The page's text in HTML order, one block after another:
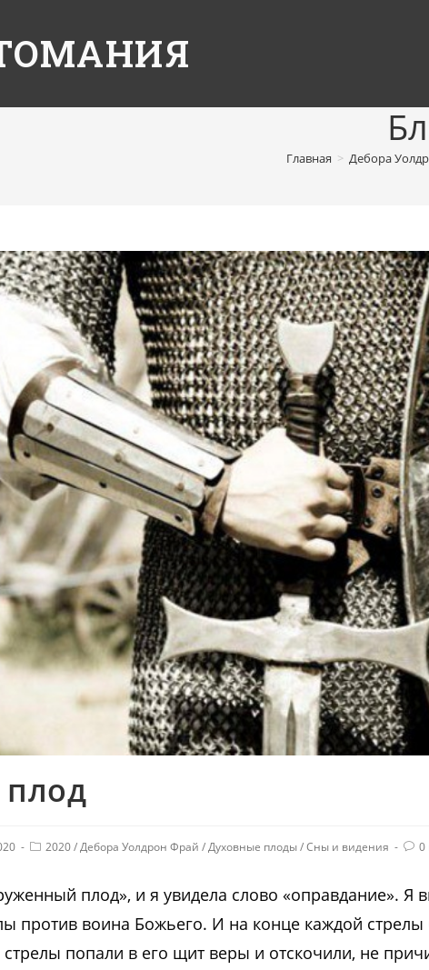
Главная > Дебора
2020/Дебора Уолдрон Фрай /Духовные плоды/Сны и видения 0
плод», и я увидела слово «оправдание». Я
против воина Божьего. И на конце каждой
стрелы попали в его щит веры и отскочили, не